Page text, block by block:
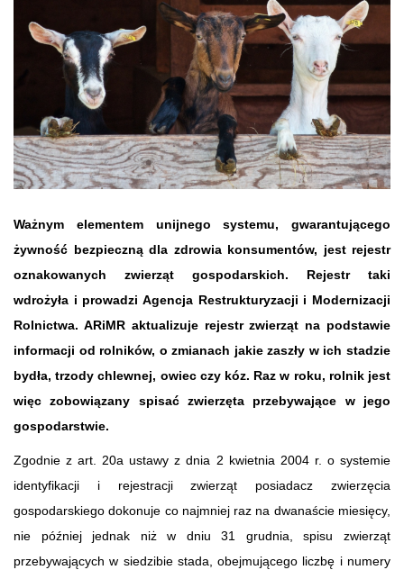
Ważnym elementem unijnego systemu, gwarantującego
żywność bezpieczną dla zdrowia konsumentów, jest rejestr
oznakowanych zwierząt gospodarskich. Rejestr taki
wdrożyła i prowadzi Agencja Restrukturyzacji i Modernizacji
Rolnictwa. ARiMR aktualizuje rejestr zwierząt na podstawie
informacji od rolników, o zmianach jakie zaszły w ich stadzie
bydła, trzody chlewnej, owiec czy kóz. Raz w roku, rolnik jest
więc zobowiązany spisać zwierzęta przebywające w jego
gospodarstwie.
Zgodnie z art. 20a ustawy z dnia 2 kwietnia 2004 r. o systemie
identyfikacji i rejestracji zwierząt posiadacz zwierzęcia
gospodarskiego dokonuje co najmniej raz na dwanaście miesięcy,
nie później jednak niż w dniu 31 grudnia, spisu zwierząt
przebywających w siedzibie stada, obejmującego liczbę i numery